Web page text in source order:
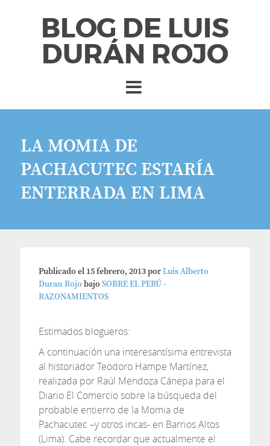
BLOG DE LUIS
DURÁN ROJO
LA MOMIA DE
PACHACUTEC ESTARÍA
ENTERRADA EN LIMA
Publicado el 15 febrero, 2013porLuis Alberto
Duran RojobajoSOBRE EL PERÚ -
RAZONAMIENTOS
Estimados blogueros:
A continuación una interesantísima entrevista
al historiador Teodoro Hampe Martínez,
realizada por Raúl Mendoza Cánepa para el
Diario El Comercio sobre la búsqueda del
probable entierro de la Momia de
Pachacutec –y otros incas- en Barrios Altos
(Lima). Cabe recordar que actualmente el